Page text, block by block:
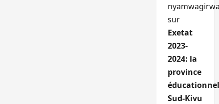
sur
Exetat
2023-
2024: la
province
Sud-Kivu